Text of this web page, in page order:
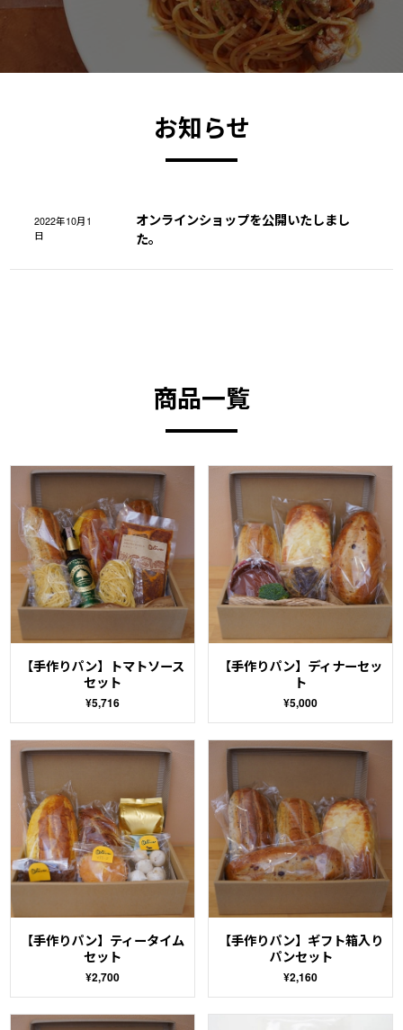
お知らせ
2022年10月1
日
オンラインショップを公開いたしまし
た。
商品一覧
【手作りパン】トマトソース
セット
¥5,716
【手作りパン】ディナーセッ
ト
¥5,000
【手作りパン】ティータイム
セット
¥2,700
【手作りパン】ギフト箱入り
パンセット
¥2,160